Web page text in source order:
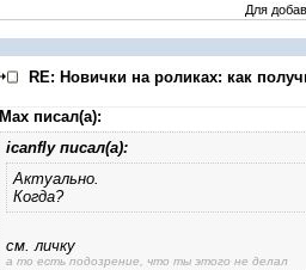
Для
RE: Новички на роликах: как
Max писал(а):
icanfly писал(а):
Актуально.
Когда?
см. личку
а то есть подозрение, что ты этого не делал